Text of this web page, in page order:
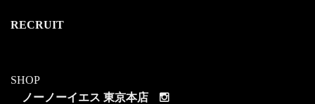
RECRUIT
SHOP
ノーノーイエス 東京本店